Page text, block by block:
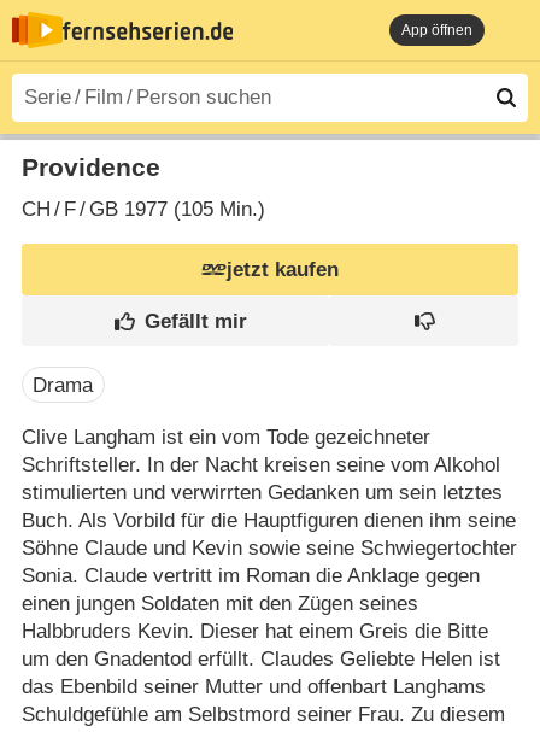
App öffnen
Providence
CH / F/ GB1977 (105 Min.)
jetzt kaufen
Drama
Clive Langham ist ein vom Tode gezeichneter
Schriftsteller. In der Nacht kreisen seine vom Alkohol
stimulierten und verwirrten Gedanken um sein letztes
Buch. Als Vorbild für die Hauptfiguren dienen ihm seine
Söhne Claude und Kevin sowie seine Schwiegertochter
Sonia. Claude vertritt im Roman die Anklage gegen
einen jungen Soldaten mit den Zügen seines
Halbbruders Kevin. Dieser hat einem Greis die Bitte
um den Gnadentod erfüllt. Claudes Geliebte Helen ist
das Ebenbild seiner Mutter und offenbart Langhams
Schuldgefühle am Selbstmord seiner Frau. Zu diesem